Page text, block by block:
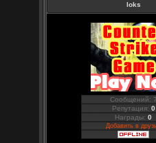
loks
Сообщений: 7
Репутация: 0
Награды:0
Добавить в